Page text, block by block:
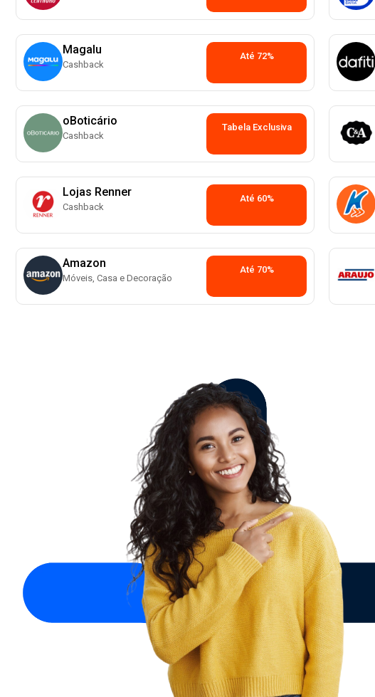
Magalu
Cashback
Até 72%
oBoticário
Cashback
Tabela Exclusiva
Lojas Renner
Cashback
Até 60%
Amazon
Móveis, Casa e Decoração
Até 70%